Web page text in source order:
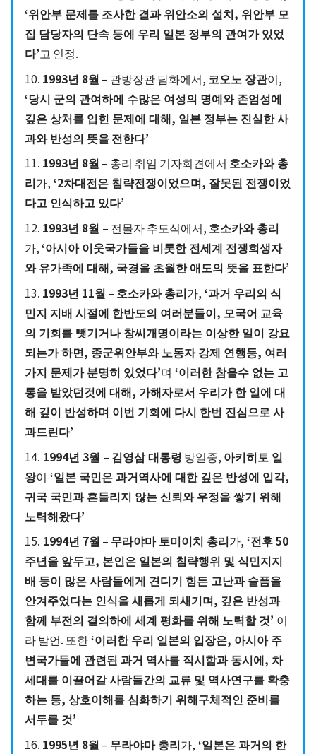
‘위안부 문제를 조사한 결과 위안소의 설치, 위안부 모
집 담당자의 단속 등에 우리 일본 정부의 관여가 있었
다’고 인정.
10. 1993년 8월 – 관방장관 담화에서, 코오노 장관이,
‘당시 군의 관여하에 수많은 여성의 명예와 존엄성에
깊은 상처를 입힌 문제에 대해, 일본 정부는 진실한 사
과와 반성의 뜻을전한다’
11. 1993년 8월 – 총리 취임 기자회견에서 호소카와 총
리가, ‘2차대전은 침략전쟁이었으며, 잘못된 전쟁이었
다고 인식하고 있다’
12. 1993년 8월 – 전몰자 추도식에서, 호소카와 총리
가,‘아시아 이웃국가들을 비롯한 전세계 전쟁희생자
와 유가족에 대해, 국경을 초월한 애도의 뜻을 표한다’
13. 1993년 11월 – 호소카와 총리가, ‘과거 우리의 식
민지 지배 시절에 한반도의 여러분들이, 모국어 교육
의 기회를 뺏기거나 창씨개명이라는 이상한 일이 강요
되는가 하면, 종군위안부와 노동자 강제 연행등, 여러
가지 문제가 분명히 있었다’며 ‘이러한 참을수 없는 고
통을 받았던것에 대해, 가해자로서 우리가 한 일에 대
해 깊이 반성하며 이번 기회에 다시 한번 진심으로 사
과드린다’
14. 1994년 3월 – 김영삼 대통령 방일중, 아키히토 일
왕이 ‘일본 국민은 과거역사에 대한 깊은 반성에 입각,
귀국 국민과 흔들리지 않는 신뢰와 우정을 쌓기 위해
노력해왔다’
15. 1994년 7월 – 무라야마 토미이치 총리가, ‘전후 50
주년을 앞두고, 본인은 일본의 침략행위 및 식민지지
배 등이 많은 사람들에게 견디기 힘든 고난과 슬픔을
안겨주었다는 인식을 새롭게 되새기며, 깊은 반성과
함께 부전의 결의하에 세계 평화를 위해 노력할 것’ 이
라 발언. 또한‘이러한 우리 일본의 입장은, 아시아 주
변국가들에 관련된 과거 역사를 직시함과 동시에, 차
세대를 이끌어갈 사람들간의 교류 및 역사연구를 확충
하는 등, 상호이해를 심화하기 위해구체적인 준비를
서두를 것’
16. 1995년 8월 – 무라야마 총리가, ‘일본은 과거의 한